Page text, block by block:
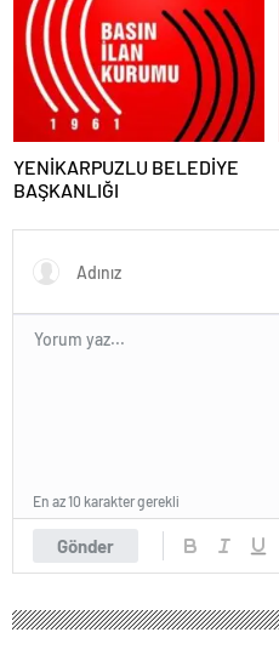
YENİKARPUZLU BELEDİYE
BAŞKANLIĞI
Gönder
En az 10 karakter gerekli